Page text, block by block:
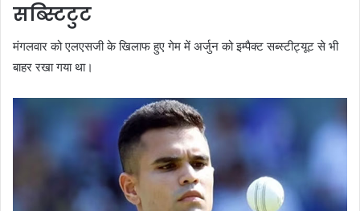
सब्स्टिटुट
मंगलवार को एलएसजी के खिलाफ हुए गेम में अर्जुन को इम्पैक्ट सब्स्टीट्यूट से भी
बाहर रखा गया था।